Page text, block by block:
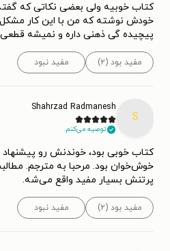
کتاب خوبیه ولی بعضی نکاتی که
خودش نوشته که من با این کار مشکل
پیچیده گی ذهنی داره و نمیشه قطعی
مفید بود (۲) مفید نبود
S
Shahrzad Radmanesh
توصیه می‌کنم.
کتاب خوبی بود، خوندنش رو
خوش‌خوان بود. مرحبا به مترجم.
پرتنش بسیار مفید واقع می‌شه.
مفید بود (۲) مفید نبود